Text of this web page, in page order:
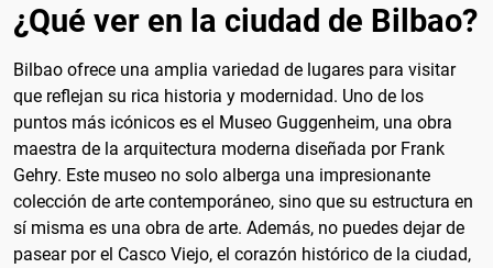
¿Qué ver en la ciudad de Bilbao?
Bilbao ofrece una amplia variedad de lugares para visitar
que reflejan su rica historia y modernidad. Uno de los
puntos más icónicos es el Museo Guggenheim, una obra
maestra de la arquitectura moderna diseñada por Frank
Gehry. Este museo no solo alberga una impresionante
colección de arte contemporáneo, sino que su estructura en
sí misma es una obra de arte. Además, no puedes dejar de
pasear por el Casco Viejo, el corazón histórico de la ciudad,